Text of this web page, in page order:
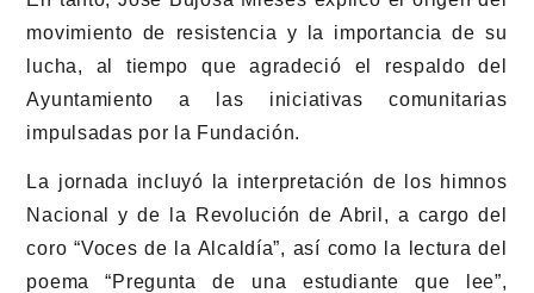
movimiento de resistencia y la importancia de su
lucha, al tiempo que agradeció el respaldo del
Ayuntamiento a las iniciativas comunitarias
impulsadas por la Fundación.
La jornada incluyó la interpretación de los himnos
Nacional y de la Revolución de Abril, a cargo del
coro “Voces de la Alcaldía”, así como la lectura del
poema “Pregunta de una estudiante que lee”,